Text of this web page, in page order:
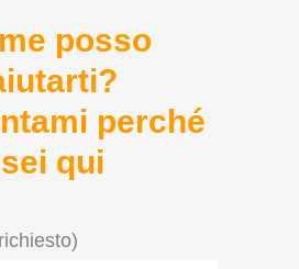
posso
perché
sei qui